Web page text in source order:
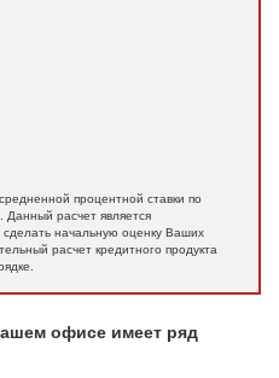
процентной ставки по
. Данный расчет является
начальную оценку Ваших
расчет кредитного продукта
офисе имеет ряд